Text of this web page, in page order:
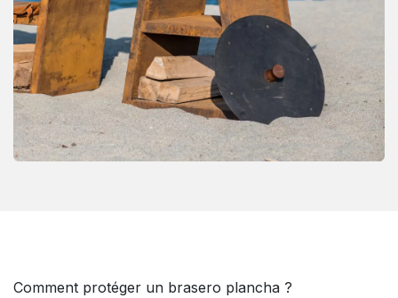
Comment protéger un brasero plancha ?